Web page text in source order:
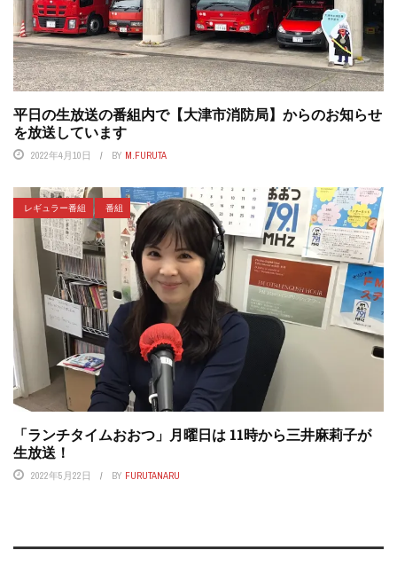
平日の生放送の番組内で【大津市消防局】からのお知らせ
を放送しています
2022年4月10日 BY M.FURUTA
レギュラー番組 番組
「ランチタイムおおつ」月曜日は 11時から三井麻莉子が
生放送！
2022年5月22日 BY FURUTANARU